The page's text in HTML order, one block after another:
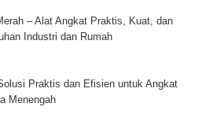
– Alat Angkat Praktis, Kuat, dan
Industri dan Rumah
Praktis dan Efisien untuk Angkat
Menengah